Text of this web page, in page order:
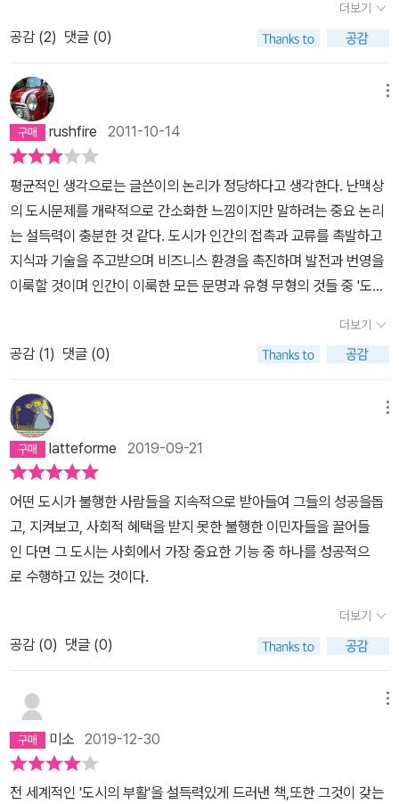
다. 뉴욕이나 보스턴 등의 도시는 과거 해상 운송이 주류를 이루던 시
기에 발전하기 시작했다. 이러한 도시들은 기업과 소비자에게 ‘집적
경제’의 혜택을 주게 되고, 도시는 사람들을 더 끌어 모아 더욱 더 발
전한다. 이렇게 도시는 똑똑한 사람들을 유인하고, 이는 ‘인적자본
의 외부효과’를 일으켜 도시의 생산성을 증대시킨다. 이러한 선순환
이 지속되어 도시는 경제에 기반한 소비력을 바탕으로 문화적으로도
번성을 이루게 된다. 가히 도시의 전성기라고 할 수 있다. 과거 이렇
게 전성기를 보낸 도시들이 많이 있었다. 그 후 내리막을 걸어 오늘날
회생한 도시가 있는가 하면, 다시 재기하지 못하고 쇠퇴가 지속되는
도시가 있는데, 전자의 대표적인 도시가 뉴욕이고, 후자의 대표적인
도시가 디트로이트이다. 전성기를 누리던 도시가 쇠퇴에 돌입하게 되
는 경우는 보통 기업들이 빠져나가면서 시작된다. 교통의 발달로 과
거에 비해 운송비가 대폭 감소하면서 기업들은 더 이상 도시의 비싼
물가와 인건비를 감당할 유인이 없어졌다. 그래서 기업들은 공장을
자동차 산업이 도시를 빠져나갔다. 그러면서 도시의 활력이 떨어지기
시작했다. 사람들이 도시를 빠져나가기 시작하고, 실업과 범죄율은
증가했다. 앞서 언급한 선순환과 반대로 악순환이 시작됐다. 영화 조
커와 배트맨 시리즈에 나오는 도시 고담시티를 아는가? 이 고담시티
는 1970년 대 뉴욕을 모티브로 했다. 70년대 뉴욕은 지금도 미국인
들이 기억하는 유명한 암흑기 중에 하나이다. 전성기를 이루던 뉴욕
은 주력 산업이던 의류 및 봉제 공장들이 빠져나가고 경제가 악화되
기 시작했다. 경기 불황과 시 공무원들의 무능이 겹쳐 70년 대 뉴욕
명한 이론 중 하나인 “깨진 유리창 이론”이 뉴욕의 이 시기를 시작으
로 연구가 이루어졌다. 한편 디트로이트는 미국의 자동차 산업이 무
너지면서 쇠퇴했다. 미국의 자동차 도시들은 위대한 기업가 포드에
의해서 번성했다. 그런데 역설적으로 이 도시들은 이러한 포드의 위
대함 때문에 쇠퇴했다. 포드는 자동화 도입 및 부품회사 통합을 통해
대량 생산의 시대를 열고 도시를 전성기로 이끌었다. 그런데 후에 역
설적으로 이것이 도시를 자동차 산업이라는 단일 산업에 의존하게 만
들고, 노동자들을 저숙련 상태로 머물게 하여 쇠퇴의 길로 이끄는 요
더보기
공감 (2) 댓글 (0)
rushfire 2011-10-14
평균적인 생각으로는 글쓴이의 논리가 정당하다고 생각한다. 난맥상
의 도시문제를 개략적으로 간소화한 느낌이지만 말하려는 중요 논리
는 설득력이 충분한 것 같다. 도시가 인간의 접촉과 교류를 촉발하고
지식과 기술을 주고받으며 비즈니스 환경을 촉진하며 발전과 번영을
이룩할 것이며 인간이 이룩한 모든 문명과 유형 무형의 것들 중 '도
환경운동은 스프롤현상을 이겨낸 고밀도 도시화에서 찾아야 한다
는 자유주의자 관점에서 본 도시이야기다. 숲과 자연은 선이고 과밀
로 협오스런 도시는 악이라는 도시와 자연의 선악 이분법이 판치던 1
9세기에서 벗어나 이젠 반대 논리로 외곽에 비해 도시가 선이라는 뒤
엎기식 이분법 이야기로 옮겨오는 것 같다. 물리적인 건설보다는 인
간에 투자해야 한다는 도시행정과 공짜는 과용하기 마련이라는 경제
정책에 대한 글쓴이의 논리는 수긍이 가는 내용이였다. 전지구적 시
각에서 인도와 중국의 경제개발에 따라 에너지 소모가 증가하는 생활
방식의 변화를 걱정하는 대목에서 현재로서 전지구의 에너지를 가장
많이 긁어모아 소진하는 미국의 씁쓸한 모습을 본다. 그런데 흥미로
운 사실은 뉴욕 태생의 글쓴이도 도시를 떠나 아이들이 넘어져도 다
치지 않는 잔디밭을 찾아 도시 외곽의 스프롤한 지역의 단독주택에
현재 거주한다는 사실이다. 아이러니 아니면 삶의 취향인가. 교외의
이야기인지는 확인해봐야 할 내용인것 같다.물론 도시는 위대하다.
도시가 위대해서 인간이 승리하는 것이 아니라 그 안의 깨어있는 인
간들이 위대하기에 도시가 위대해 지는 것 같다. 누구말처럼 사람만
이 희망이다.
더보기
공감 (1) 댓글 (0)
latteforme 2019-09-21
어떤 도시가 불행한 사람들을 지속적으로 받아들여 그들의 성공을돕
고, 지켜보고, 사회적 혜택을 받지 못한 불행한 이민자들을 끌어들
인 다면 그 도시는 사회에서 가장 중요한 기능 중 하나를 성공적으
로 수행하고 있는 것이다.
더보기
공감 (0) 댓글 (0)
미소 2019-12-30
전 세계적인 '도시의 부활'을 설득력있게 드러낸 책,또한 그것이 갖는